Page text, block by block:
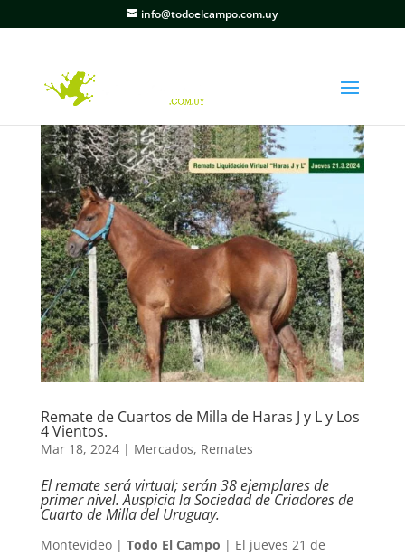
info@todoelcampo.com.uy
Remate de Cuartos de Milla de Haras J y L y Los
4 Vientos.
Mar 18, 2024| Mercados, Remates
El remate será virtual; serán 38 ejemplares de
primer nivel. Auspicia la Sociedad de Criadores de
Cuarto de Milla del Uruguay.
Montevideo | Todo El Campo | El jueves 21 de